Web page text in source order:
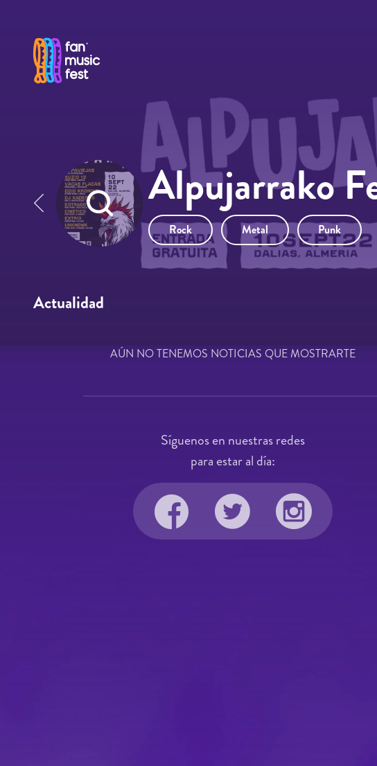
Alpujarrako
Rock Metal Punk
Actualidad
AÚN NO TENEMOS NOTICIAS QUE MOSTRARTE
Síguenos en nuestras redes
para estar al día: